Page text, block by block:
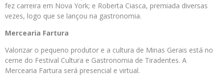
fez carreira em Nova York; e Roberta Ciasca, premiada diversas
vezes, logo que se lançou na gastronomia.
Mercearia Fartura
Valorizar o pequeno produtor e a cultura de Minas Gerais está no
cerne do Festival Cultura e Gastronomia de Tiradentes. A
Mercearia Fartura será presencial e virtual.